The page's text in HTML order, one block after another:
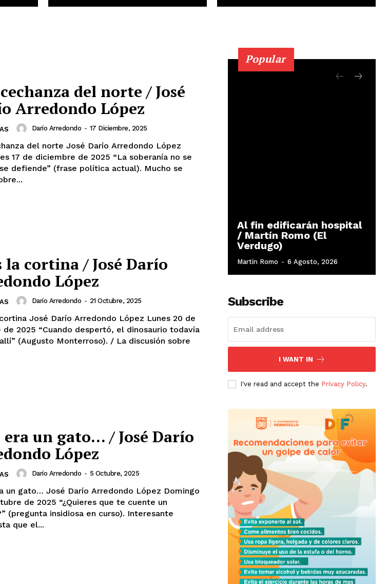
del norte / José
Arredondo López
Darío Arredondo - 17 Diciembre, 2025
norte José Darío Arredondo López
de diciembre de 2025 “La soberanía no se
defiende” (frase política actual). Mucho se
la cortina / José Darío
López
Darío Arredondo - 21 Octubre, 2025
López Lunes 20 de
el dinosaurio todavía
Monterroso). / La discusión sobre
era un gato… / José Darío
López
Darío Arredondo - 5 Octubre, 2025
Arredondo López Domingo
“¿Quieres que te cuente un
insidiosa en curso). Interesante
que el...
Popular
Al fin edificarán hospital
/ Martín Romo (El
Verdugo)
Martín Romo - 6 Agosto, 2026
Subscribe
I WANT IN
I've read and accept the Privacy Policy.